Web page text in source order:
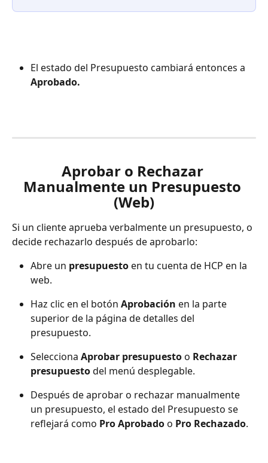
El estado del Presupuesto cambiará entonces a
Aprobado.
Aprobar o Rechazar
Manualmente un Presupuesto
(Web)
Si un cliente aprueba verbalmente un presupuesto, o
decide rechazarlo después de aprobarlo:
Abre un presupuesto en tu cuenta de HCP en la
web.
Haz clic en el botón Aprobación en la parte
superior de la página de detalles del
presupuesto.
Selecciona Aprobar presupuesto o Rechazar
presupuesto del menú desplegable.
Después de aprobar o rechazar manualmente
un presupuesto, el estado del Presupuesto se
reflejará como Pro Aprobado o Pro Rechazado.